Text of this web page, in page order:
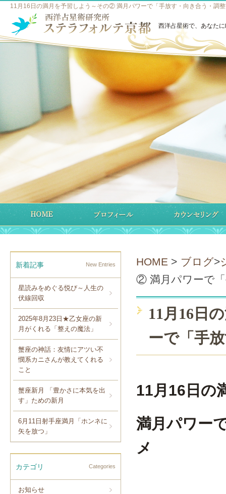
11月16日の満月を予習しよう～その② 満月パワーで「手放す・向き合う・調
西洋占星術で、あなた
新着記事 New Entries
星読みをめぐる悦び～人生の
伏線回収
2025年8月23日★乙女座の新
月がくれる「整えの魔法」
蟹座の神話：友情にアツい不
憫系カニさんが教えてくれる
こと
蟹座新月 「豊かさに本気を出
す」ための新月
6月11日射手座満月「ホンネに
矢を放つ」
カテゴリ Categories
お知らせ
HOME > ブログ>
② 満月パワーで
11月16日
ーで「手
11月16日の
満月パワー
メ